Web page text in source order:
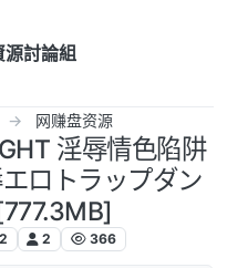
源討論組
网赚盘资源
淫辱情色陷阱
ロトラップダン
2 2 366